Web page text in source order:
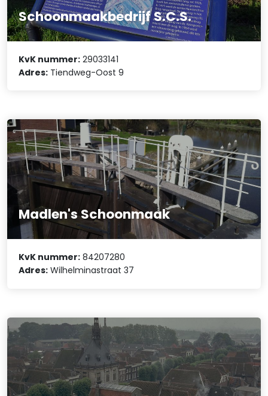
Schoonmaakbedrijf S.C.S.
KvK nummer: 29033141
Adres: Tiendweg-Oost 9
Madlen's Schoonmaak
KvK nummer: 84207280
Adres: Wilhelminastraat 37